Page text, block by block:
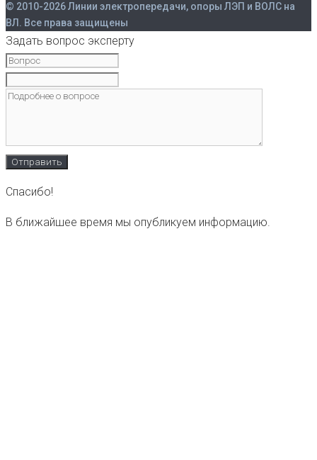
© 2010-2026 Линии электропередачи, опоры ЛЭП и ВОЛС на
ВЛ. Все права защищены
Задать вопрос эксперту
Спасибо!
В ближайшее время мы опубликуем информацию.